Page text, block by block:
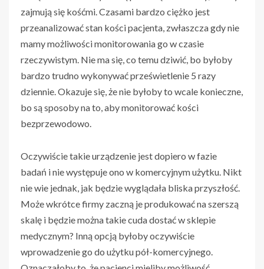
zajmują się kośćmi. Czasami bardzo ciężko jest
przeanalizować stan kości pacjenta, zwłaszcza gdy nie
mamy możliwości monitorowania go w czasie
rzeczywistym. Nie ma się, co temu dziwić, bo byłoby
bardzo trudno wykonywać prześwietlenie 5 razy
dziennie. Okazuje się, że nie byłoby to wcale konieczne,
bo są sposoby na to, aby monitorować kości
bezprzewodowo.
Oczywiście takie urządzenie jest dopiero w fazie
badań i nie występuje ono w komercyjnym użytku. Nikt
nie wie jednak, jak będzie wyglądała bliska przyszłość.
Może wkrótce firmy zaczną je produkować na szerszą
skalę i będzie można takie cuda dostać w sklepie
medycznym? Inną opcją byłoby oczywiście
wprowadzenie go do użytku pół-komercyjnego.